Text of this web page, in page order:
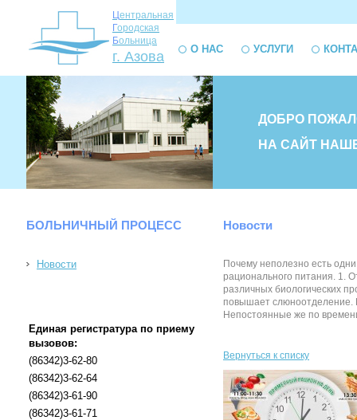
Центральная
Городская
Больница
г. Азова О НАС УСЛУГИ
ДОБРО
НА САЙТ
БОЛЬНИЧНЫЙ ПРОЦЕСС
Новости
Единая регистратура по приему
вызовов:
(86342)3-62-80
(86342)3-62-64
(86342)3-61-90
(86342)3-61-71
Новости
Почему неполезно есть
рационального питания. 1.
различных биологических
повышает слюноотделение.
Непостоянные же по
Вернуться к списку